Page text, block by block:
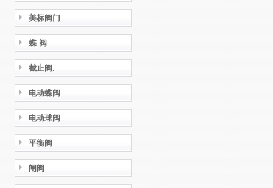
美标阀门
蝶 阀
截止阀.
电动蝶阀
电动球阀
平衡阀
闸阀